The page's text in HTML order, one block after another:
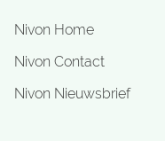
Nivon Home
Nivon Contact
Nivon Nieuwsbrief